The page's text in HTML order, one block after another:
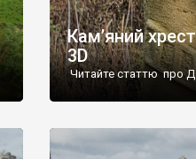
Кам’яний
3D
Читайте статтю про